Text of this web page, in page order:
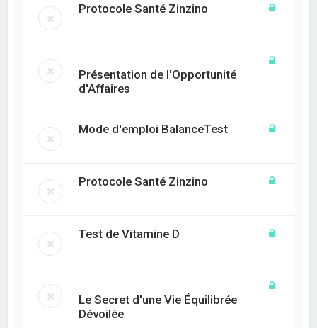
Protocole Santé Zinzino
Présentation de l'Opportunité
d'Affaires
Mode d'emploi BalanceTest
Protocole Santé Zinzino
Test de Vitamine D
Le Secret d'une Vie Équilibrée
Dévoilée